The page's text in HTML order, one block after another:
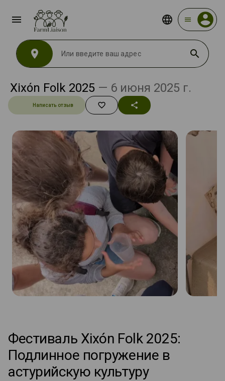
menu menu
location_on search
Xixón Folk 2025 — 6 июня 2025 г.
Написать отзыв favorite_border share
Фестиваль Xixón Folk 2025:
Подлинное погружение в
астурийскую культуру